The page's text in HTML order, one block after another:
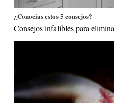
¿Conocías estos 5 consejos?
Consejos infalibles para